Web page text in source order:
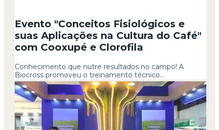
Evento "Conceitos Fisiológicos e
suas Aplicações na Cultura do Café"
com Cooxupé e Clorofila
Conhecimento que nutre resultados no campo! A
Biocross promoveu o treinamento técnico...